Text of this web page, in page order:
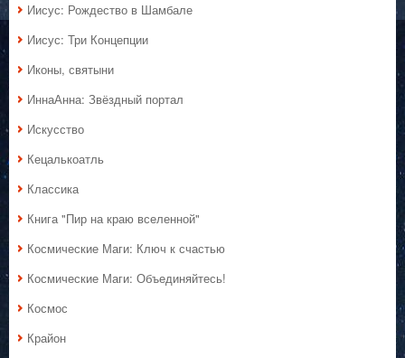
Иисус: Рождество в Шамбале
Иисус: Три Концепции
Иконы, святыни
ИннаАнна: Звёздный портал
Искусство
Кецалькоатль
Классика
Книга "Пир на краю вселенной"
Космические Маги: Ключ к счастью
Космические Маги: Объединяйтесь!
Космос
Крайон